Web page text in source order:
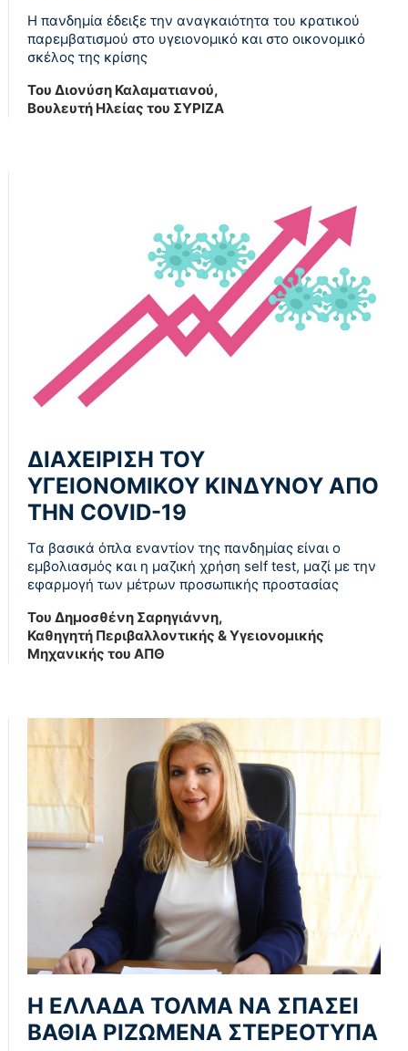
Η πανδημία έδειξε την αναγκαιότητα του κρατικού
παρεμβατισμού στο υγειονομικό και στο οικονομικό
σκέλος της κρίσης
Του Διονύση Καλαματιανού,
Βουλευτή Ηλείας του ΣΥΡΙΖΑ
ΔΙΑΧΕΙΡΙΣΗ ΤΟΥ
ΥΓΕΙΟΝΟΜΙΚΟΥ ΚΙΝΔΥΝΟΥ ΑΠΟ
ΤΗΝ COVID-19
Τα βασικά όπλα εναντίον της πανδημίας είναι ο
εμβολιασμός και η μαζική χρήση self test, μαζί με την
εφαρμογή των μέτρων προσωπικής προστασίας
Του Δημοσθένη Σαρηγιάννη,
Καθηγητή Περιβαλλοντικής & Υγειονομικής
Μηχανικής του ΑΠΘ
Η ΕΛΛΑΔΑ ΤΟΛΜΑ ΝΑ ΣΠΑΣΕΙ
ΒΑΘΙΑ ΡΙΖΩΜΕΝΑ ΣΤΕΡΕΟΤΥΠΑ